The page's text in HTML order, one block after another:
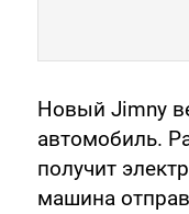
Новый Jimny
автомобиль.
получит
машина